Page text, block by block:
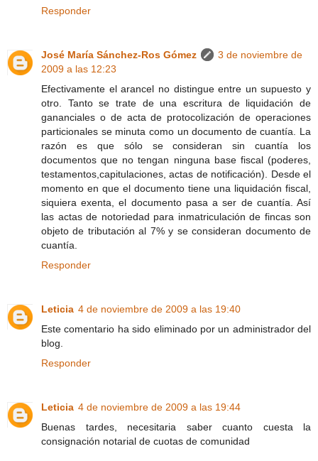
Responder
José María Sánchez-Ros Gómez
3 de noviembre de
2009 a las 12:23
Efectivamente el arancel no distingue entre un supuesto y
otro. Tanto se trate de una escritura de liquidación de
gananciales o de acta de protocolización de operaciones
particionales se minuta como un documento de cuantía. La
razón es que sólo se consideran sin cuantía los
documentos que no tengan ninguna base fiscal (poderes,
testamentos,capitulaciones, actas de notificación). Desde el
momento en que el documento tiene una liquidación fiscal,
siquiera exenta, el documento pasa a ser de cuantía. Así
las actas de notoriedad para inmatriculación de fincas son
objeto de tributación al 7% y se consideran documento de
cuantía.
Responder
Leticia 4 de noviembre de 2009 a las 19:40
Este comentario ha sido eliminado por un administrador del
blog.
Responder
Leticia 4 de noviembre de 2009 a las 19:44
Buenas tardes, necesitaria saber cuanto cuesta la
consignación notarial de cuotas de comunidad